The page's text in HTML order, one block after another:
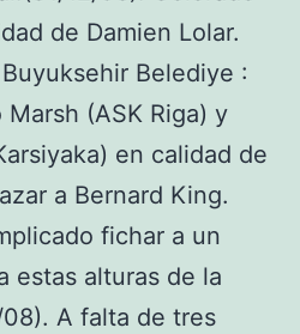
de Damien Lolar.
Belediye :
(ASK Riga) y
en calidad de
a Bernard King.
fichar a un
estas alturas de la
A falta de tres